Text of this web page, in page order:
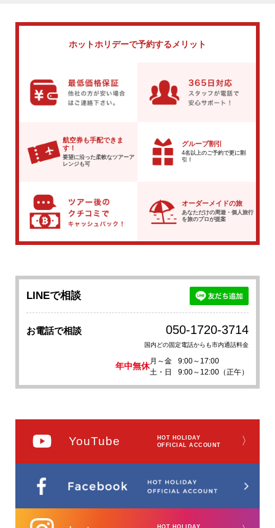
ホットホリデーで予約するメリット
航空券も手配できま
す！
要望に沿った柔軟なツアーア
レンジも可
グループ割引
4名以上のご予約で更に割
引！
オーダーメイドの旅
あなただけの周遊・個人旅行
を旅のプロが提案
LINEで相談
お電話で相談 050-1720-3714
国内どの固定電話からも市内通話料金
年中無休
月～金
9:00～17:00
土・日
9:00～12:00（正午）
YouTube
HOT HOLIDAY
OFFICIAL ACCOUNT
〉
HOT HOLIDAY